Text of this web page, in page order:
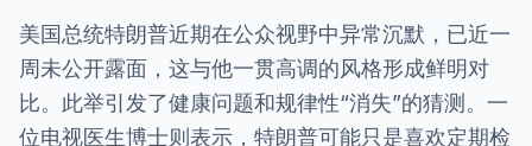
美国总统特朗普近期在公众视野中异常沉默，已近一
周未公开露面，这与他一贯高调的风格形成鲜明对
比。此举引发了健康问题和规律性“消失”的猜测。一
位电视医生博士则表示，特朗普可能只是喜欢定期检